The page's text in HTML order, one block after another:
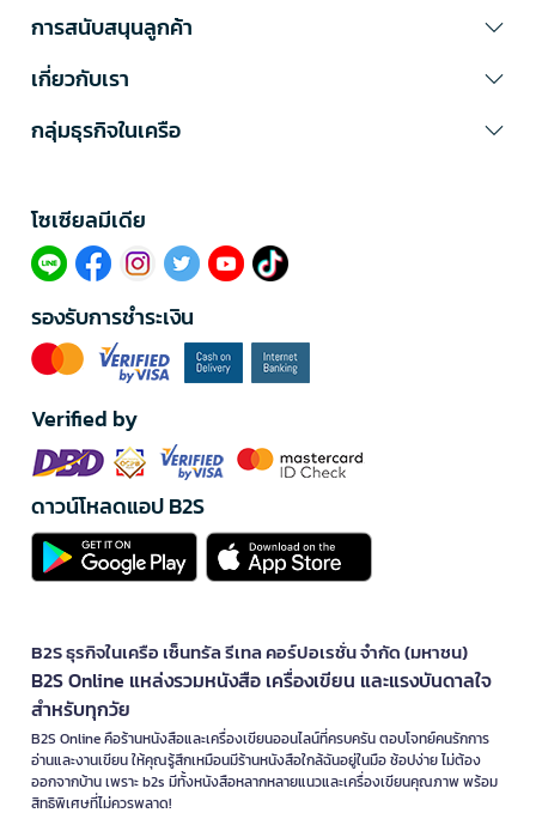
การสนับสนุนลูกค้า
เกี่ยวกับเรา
กลุ่มธุรกิจในเครือ
โซเซียลมีเดีย​
รองรับการชำระเงิน
Verified by
ดาวน์โหลดแอป B2S
B2S ธุรกิจในเครือ เซ็นทรัล รีเทล คอร์ปอเรชั่น จำกัด (มหาชน)
B2S Online แหล่งรวมหนังสือ เครื่องเขียน และแรงบันดาลใจ
สำหรับทุกวัย
B2S Online คือร้านหนังสือและเครื่องเขียนออนไลน์ที่ครบครัน ตอบโจทย์คนรักการ
อ่านและงานเขียน ให้คุณรู้สึกเหมือนมีร้านหนังสือใกล้ฉันอยู่ในมือ ช้อปง่าย ไม่ต้อง
ออกจากบ้าน เพราะ b2s มีทั้งหนังสือหลากหลายแนวและเครื่องเขียนคุณภาพ พร้อม
สิทธิพิเศษที่ไม่ควรพลาด!